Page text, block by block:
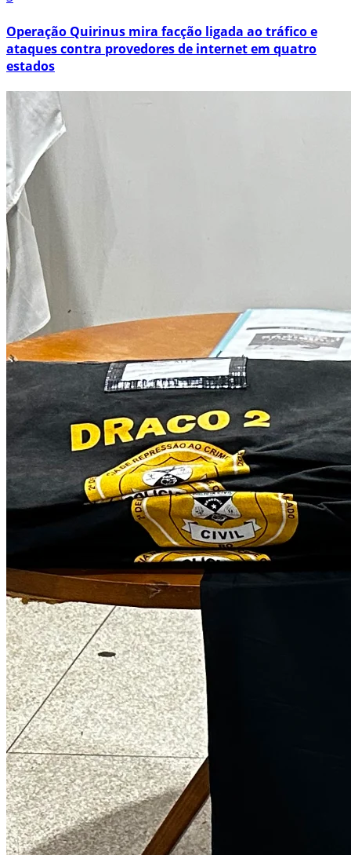
Operação Quirinus mira facção ligada ao tráfico e
ataques contra provedores de internet em quatro
estados